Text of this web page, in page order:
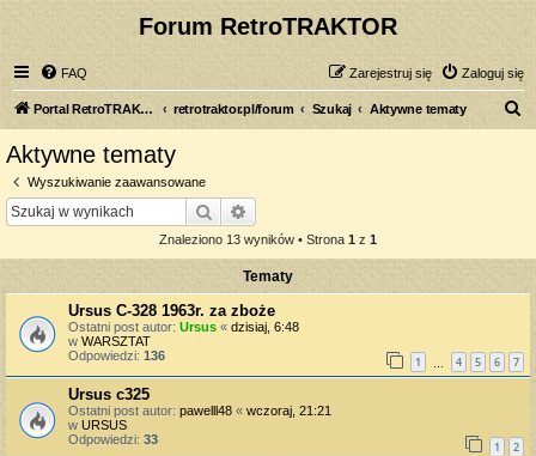
Forum RetroTRAKTOR
FAQ Zaloguj się
Zarejestruj się
Portal RetroTRAKTOR.pl retrotraktor.pl/forum Szukaj Aktywne tematy
Aktywne tematy
Wyszukiwanie zaawansowane
Szukaj
Znaleziono 13 wyników • Strona 1 z 1
Tematy
Ursus C-328 1963r. za zboże
Ostatni post autor: Ursus « dzisiaj, 6:48
w WARSZTAT
Odpowiedzi: 136 1 4 5 6 7
Ursus c325
Ostatni post autor: pawelll48 « wczoraj, 21:21
w URSUS
Odpowiedzi: 33 1 2